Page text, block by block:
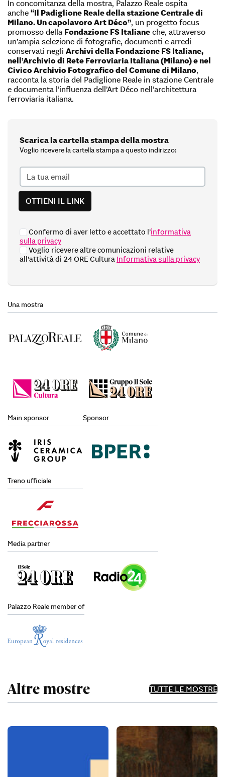
In concomitanza della mostra, Palazzo Reale ospita
anche “Il Padiglione Reale della stazione Centrale di
Milano. Un capolavoro Art Déco”, un progetto focus
promosso della Fondazione FS Italiane che, attraverso
un’ampia selezione di fotografie, documenti e arredi
conservati negli Archivi della Fondazione FS Italiane,
nell’Archivio di Rete Ferroviaria Italiana (Milano) e nel
Civico Archivio Fotografico del Comune di Milano,
racconta la storia del Padiglione Reale in stazione Centrale
e documenta l’influenza dell’Art Déco nell’architettura
ferroviaria italiana.
Scarica la cartella stampa della mostra
Voglio ricevere la cartella stampa a questo indirizzo:
La
tua
email
Confermo di aver letto e accettato l’informativa
sulla privacy
Voglio ricevere altre comunicazioni relative
all’attività di 24 ORE Cultura Informativa sulla privacy
di
vuoto
questo
Una mostra
Main sponsor Sponsor
Treno ufficiale
Media partner
Palazzo Reale member of
Altre mostre TUTTE LE MOSTRE